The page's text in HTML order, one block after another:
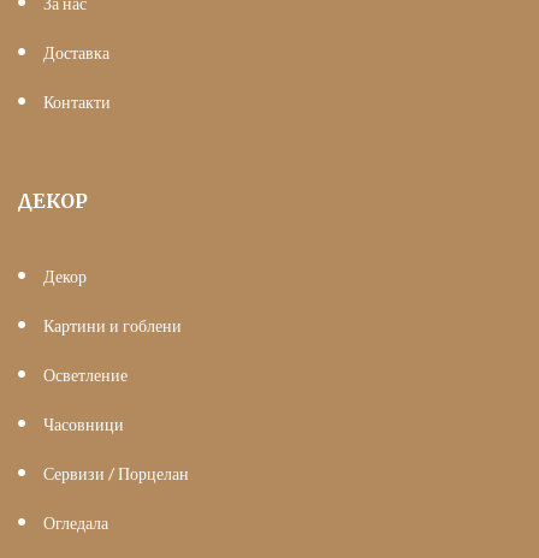
Доставка
Контакти
ДЕКОР
Декор
Картини и гоблени
Осветление
Часовници
Сервизи / Порцелан
Огледала